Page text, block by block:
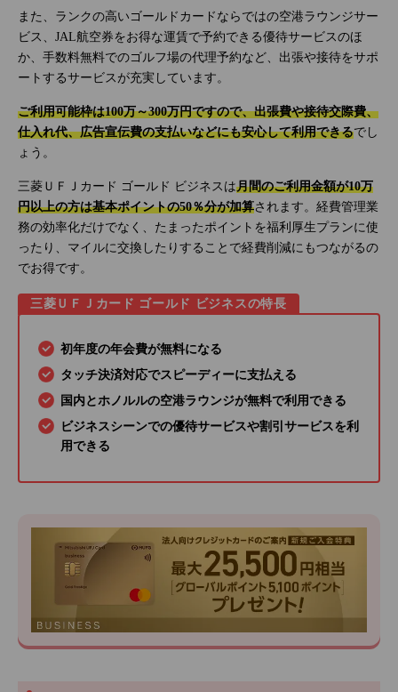
また、ランクの高いゴールドカードならではの空港ラウンジサー
ビス、JAL航空券をお得な運賃で予約できる優待サービスのほ
か、手数料無料でのゴルフ場の代理予約など、出張や接待をサポ
ートするサービスが充実しています。
ご利用可能枠は100万～300万円ですので、出張費や接待交際費、
仕入れ代、広告宣伝費の支払いなどにも安心して利用できるでし
ょう。
三菱ＵＦＪカード ゴールド ビジネスは月間のご利用金額が10万
円以上の方は基本ポイントの50％分が加算されます。経費管理業
務の効率化だけでなく、たまったポイントを福利厚生プランに使
ったり、マイルに交換したりすることで経費削減にもつながるの
でお得です。
三菱ＵＦＪカード ゴールド ビジネスの特長
初年度の年会費が無料になる
タッチ決済対応でスピーディーに支払える
国内とホノルルの空港ラウンジが無料で利用できる
ビジネスシーンでの優待サービスや割引サービスを利
用できる